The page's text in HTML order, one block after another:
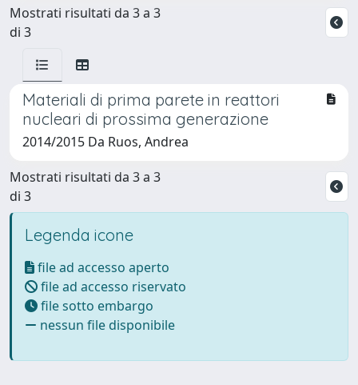
Mostrati risultati da 3 a 3
di 3
Materiali di prima parete in reattori
nucleari di prossima generazione
2014/2015 Da Ruos, Andrea
Mostrati risultati da 3 a 3
di 3
Legenda icone
file ad accesso aperto
file ad accesso riservato
file sotto embargo
nessun file disponibile